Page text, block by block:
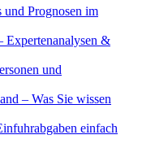
Prognosen im
Expertenanalysen &
und
– Was Sie wissen
einfach